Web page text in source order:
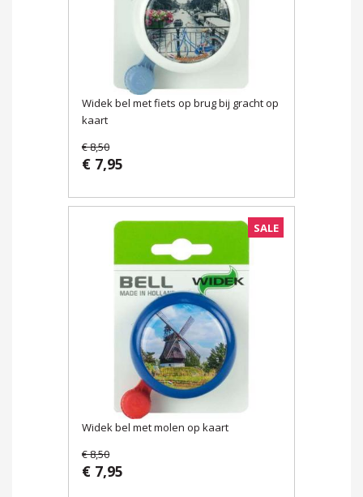
Widek bel met fiets op brug bij gracht op
kaart
€ 8,50
€ 7,95
SALE
Widek bel met molen op kaart
€ 8,50
€ 7,95